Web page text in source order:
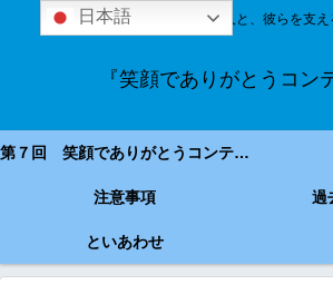
技能実習＆特定技能の外国人と、彼らを支
『笑顔でありがとうコン
第７回 笑顔でありがとうコンテスト
注意事項 過
といあわせ
日本語